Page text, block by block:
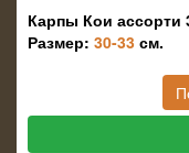
Карпы Кои ассорти
Размер: 30-33 см.